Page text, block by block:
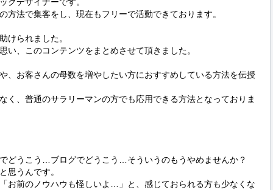
クデザイナーです。
方法で集客をし、現在もフリーで活動できております。
けられました。
い、このコンテンツをまとめさせて頂きました。
、お客さんの母数を増やしたい方におすすめしている方法を伝授
く、普通のサラリーマンの方でも応用できる方法となっておりま
どうこう…ブログでどうこう…そういうのもうやめませんか？
思うんです。
お前のノウハウも怪しいよ…」と、感じておられる方も少なくな